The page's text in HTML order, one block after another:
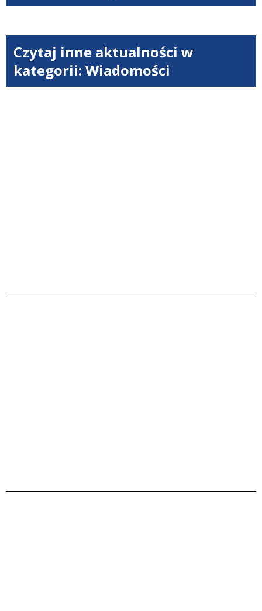
Czytaj inne aktualności w
kategorii: Wiadomości